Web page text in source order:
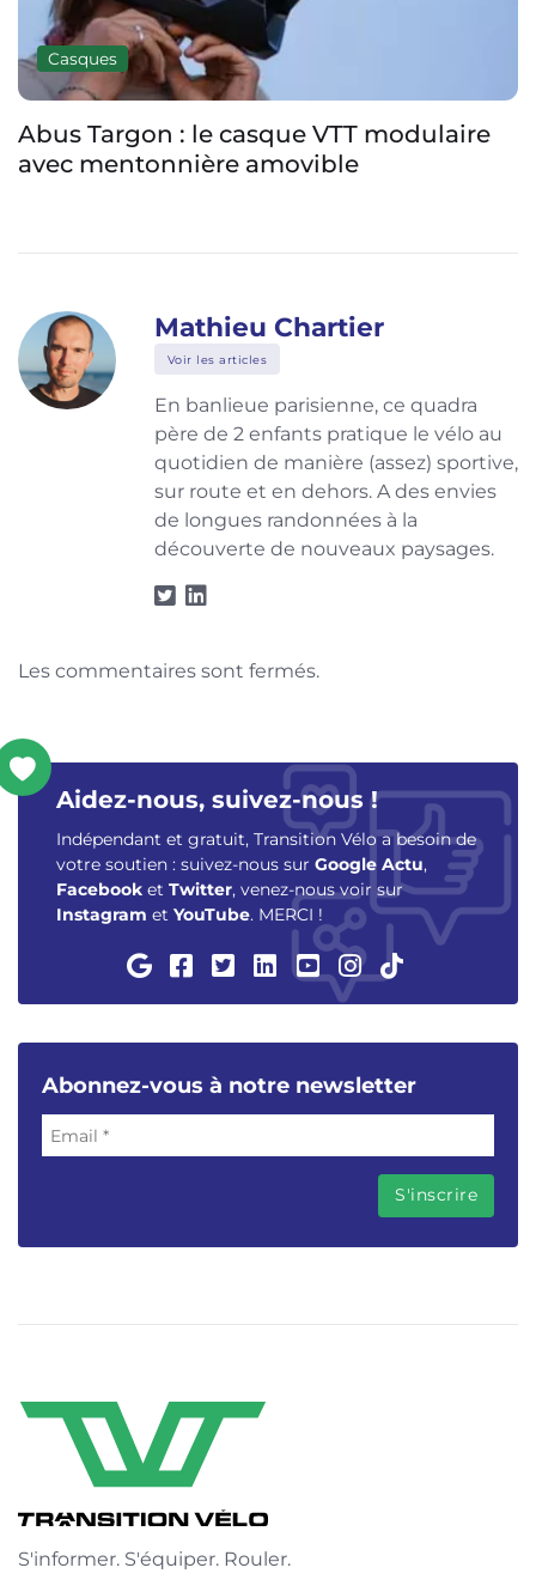
Casques
Abus Targon : le casque VTT modulaire
avec mentonnière amovible
Mathieu Chartier
Voir les articles
En banlieue parisienne, ce quadra
père de 2 enfants pratique le vélo au
quotidien de manière (assez) sportive,
sur route et en dehors. A des envies
de longues randonnées à la
découverte de nouveaux paysages.
Les commentaires sont fermés.
Aidez-nous, suivez-nous !
Indépendant et gratuit, Transition Vélo a besoin de
votre soutien : suivez-nous sur Google Actu,
Facebook et Twitter, venez-nous voir sur
Instagram et YouTube. MERCI !
Abonnez-vous à notre newsletter
S'informer. S'équiper. Rouler.